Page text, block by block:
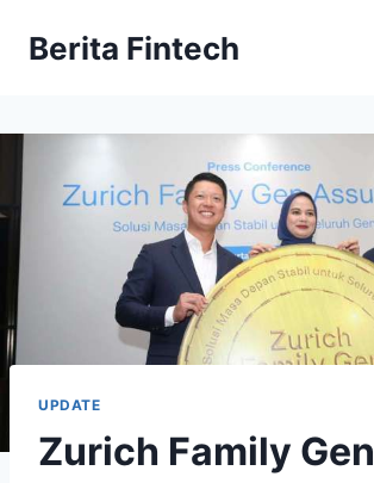
Berita Fintech
UPDATE
Zurich Family Gen